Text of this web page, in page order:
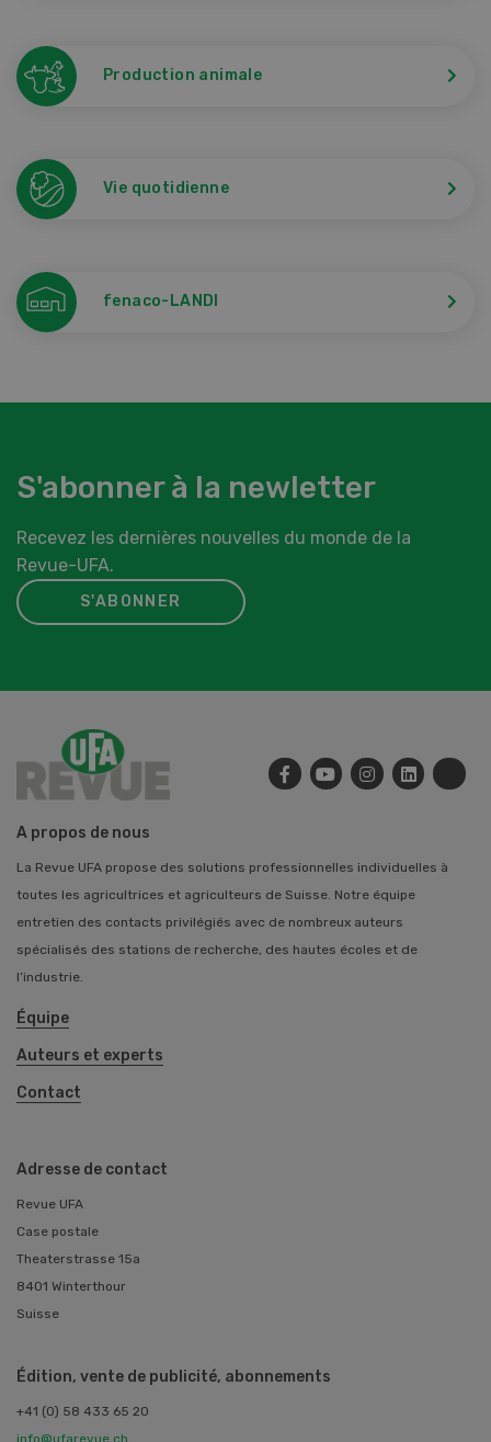
Production animale
Vie quotidienne
fenaco-LANDI
S'abonner à la newletter
Recevez les dernières nouvelles du monde de la
Revue-UFA.
S'ABONNER
A propos de nous
La Revue UFA propose des solutions professionnelles individuelles à
toutes les agricultrices et agriculteurs de Suisse. Notre équipe
entretien des contacts privilégiés avec de nombreux auteurs
spécialisés des stations de recherche, des hautes écoles et de
l’industrie.
Équipe
Auteurs et experts
Contact
Adresse de contact
Revue UFA
Case postale
Theaterstrasse 15a
8401 Winterthour
Suisse
Édition, vente de publicité, abonnements
+41 (0) 58 433 65 20
info@ufarevue.ch